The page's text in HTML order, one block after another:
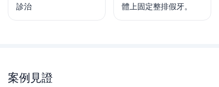
診治
體上固定整排假牙。
案例見證